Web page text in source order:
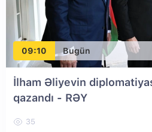
09:10 Bugün
İlham Əliyevin
qazandı - RƏY
35